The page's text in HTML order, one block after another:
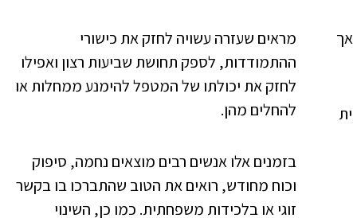
מראים שעזרה עשויה לחזק את כישורי
ההתמודדות, לספק תחושת שביעות רצון ואפילו
לחזק את יכולתו של המטפל להימנע ממחלות או
להחלים מהן.
בזמנים אלו אנשים רבים מוצאים נחמה, סיפוק
וכוח מחודש, רואים את הטוב שהתברכו בו בקשר
זוגי או בלכידות משפחתית. כמו כן, השינוי